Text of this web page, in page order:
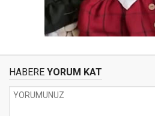
HABERE YORUM KAT